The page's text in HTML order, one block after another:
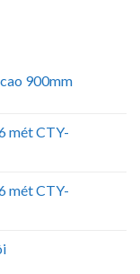
900mm
mét CTY-
mét CTY-